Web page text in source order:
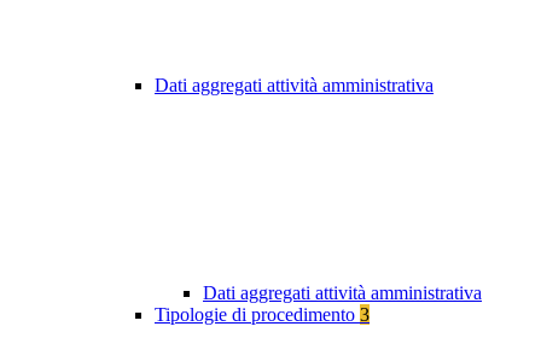
Dati aggregati attività amministrativa
Dati aggregati attività amministrativa
Tipologie di procedimento 3